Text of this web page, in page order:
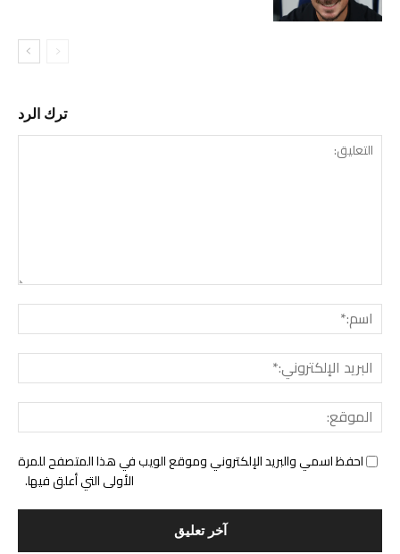
ترك الرد
احفظ اسمي والبريد الإلكتروني وموقع الويب في هذا المتصفح للمرة
الأولى التي أعلق فيها.